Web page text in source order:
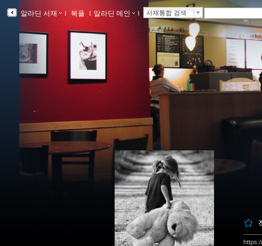
알라딘 서재 ｌ 북플 ｌ 알라딘 메인 ｌ 서재통합 검색